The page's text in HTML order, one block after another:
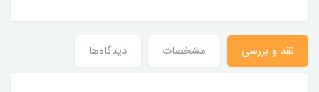
نقد و بررسی مشخصات دیدگاه‌ها